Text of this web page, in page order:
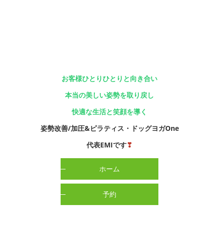
お客様ひとりひとりと向き合い
本当の美しい姿勢を取り戻し
快適な生活と笑顔を導く
姿勢改善/加圧&ピラティス・ドッグヨガOne
代表EMIです❣
ホーム
予約